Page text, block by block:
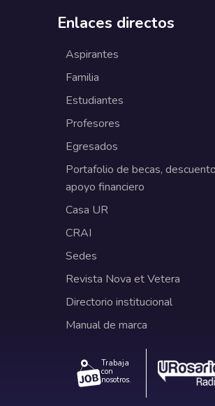
Enlaces directos
Aspirantes
Familia
Estudiantes
Profesores
Egresados
Portafolio de becas,
apoyo financiero
Casa UR
CRAI
Sedes
Revista Nova et Vetera
Directorio institucional
Manual de marca
Trabaja
con
nosotros.